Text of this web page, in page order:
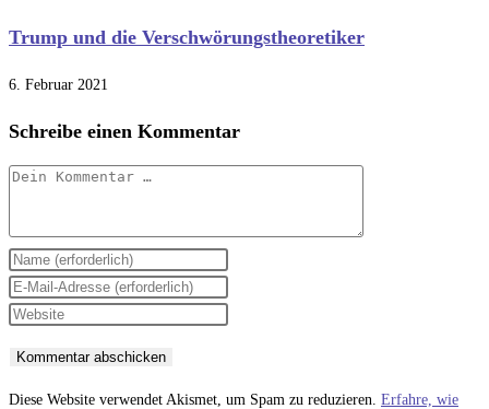
Trump und die Verschwörungstheoretiker
6. Februar 2021
Schreibe einen Kommentar
Kommentar
Gib
deinen
Namen
zum
Gib
deine
Adresse
Gib
URL
Diese Website verwendet Akismet, um Spam zu reduzieren. Erfahre, wie